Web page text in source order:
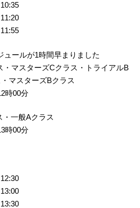
ールが1時間早まりました
マスターズCクラス・トライアルB
マスターズBクラス
時00分
一般Aクラス
時00分